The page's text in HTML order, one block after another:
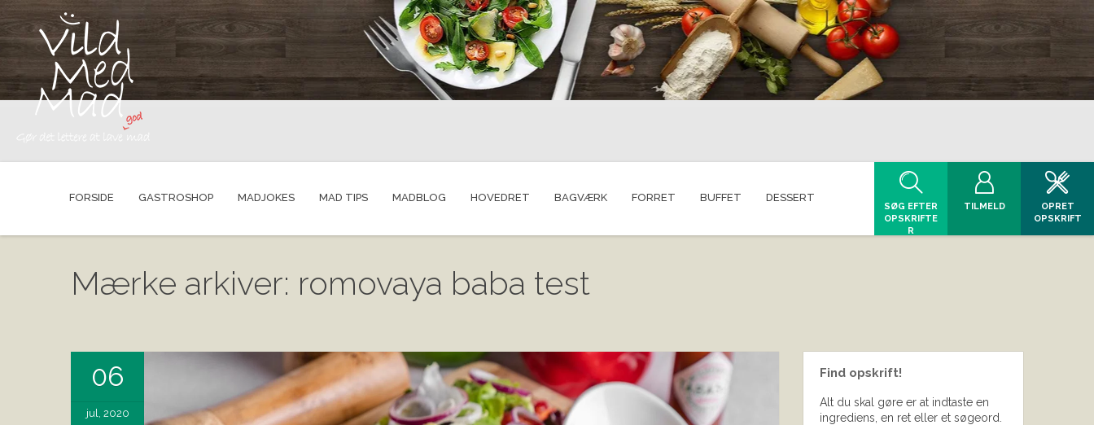
FORSIDE GASTROSHOP MADJOKES MAD TIPS MADBLOG HOVEDRET BAGVÆRK FORRET BUFFET DESSERT
SØG EFTER
OPSKRIFTE
R
TILMELD
OPRET
OPSKRIFT
Mærke arkiver: romovaya baba test
06
jul, 2020
Find opskrift!
Alt du skal gøre er at indtaste en
ingrediens, en ret eller et søgeord.